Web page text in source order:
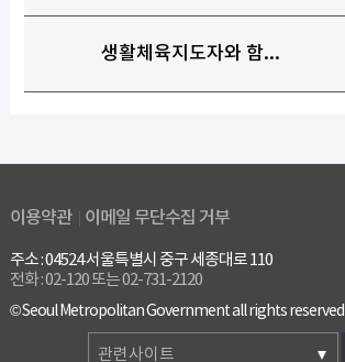
생활체육지도자와 함...
이용약관 이메일 무단수집 거부
주소 : 04524 서울특별시 중구 세종대로 110
전화 : 02-120 또는 02-731-2120
© Seoul Metropolitan Government all rights reserved
관련사이트